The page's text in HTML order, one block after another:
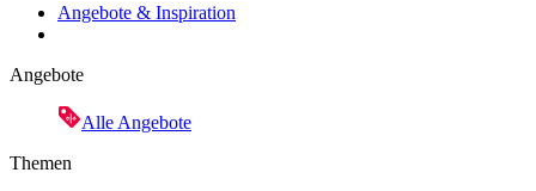
Angebote & Inspiration
Angebote
Alle Angebote
Themen